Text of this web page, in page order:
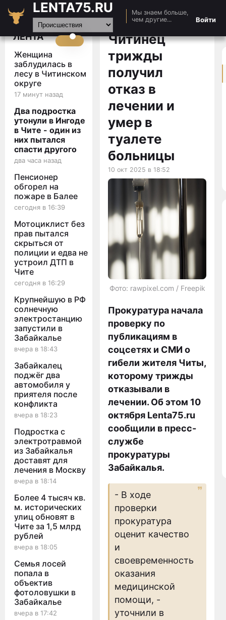
LENTA75.RU
Мы знаем больше,
чем другие...
Войти
Главная
Новости
Видео
Статьи
ЛЕНТА
Женщина
заблудилась в
лесу в Читинском
округе
17 минут назад
Два подростка
утонули в Ингоде
в Чите - один из
них пытался
спасти другого
два часа назад
Пенсионер
обгорел на
пожаре в Балее
сегодня в 16:39
Мотоциклист без
прав пытался
скрыться от
полиции и едва не
устроил ДТП в
Чите
сегодня в 16:29
Крупнейшую в РФ
солнечную
электростанцию
запустили в
Забайкалье
вчера в 18:43
Забайкалец
поджёг два
автомобиля у
приятеля после
конфликта
вчера в 18:23
Подростка с
электротравмой
из Забайкалья
доставят для
лечения в Москву
вчера в 18:14
Более 4 тысяч кв.
м. исторических
улиц обновят в
Чите за 1,5 млрд
рублей
вчера в 18:05
Семья лосей
попала в
объектив
фотоловушки в
Забайкалье
вчера в 17:42
Читинец
трижды
получил
отказ в
лечении и
умер в
туалете
больницы
10 окт 2025 в 18:52
Фото: rawpixel.com / Freepik
Прокуратура начала
проверку по
публикациям в
соцсетях и СМИ о
гибели жителя Читы,
которому трижды
отказывали в
лечении. Об этом 10
октября Lenta75.ru
сообщили в пресс-
службе
прокуратуры
Забайкалья.
- В ходе
проверки
прокуратура
оценит качество
и
своевременность
оказания
медицинской
помощи, -
уточнили в